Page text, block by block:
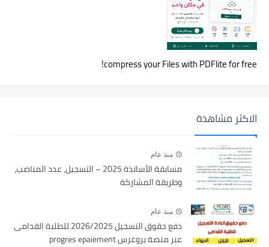
compress your Files with PDFlite for free!
الاكثر مشاهدة
منذ عام
مسابقة الأساتذة 2025 – التسجيل، عدد المناصب،
وطريقة المشاركة
منذ عام
دفع حقوق التسجيل 2026/2025 للطلبة القدامى
عبر منصة بروغرس progres epaiement